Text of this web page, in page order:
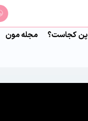
پن کجاست؟ مجله مون